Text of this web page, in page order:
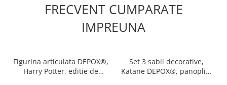
Microfoane
Viori
FRECVENT CUMPARATE
IMPREUNA
Figurina articulata DEPOX®,
Harry Potter, editie de
Set 3 sabii decorative,
Katane DEPOX®, panoplie,